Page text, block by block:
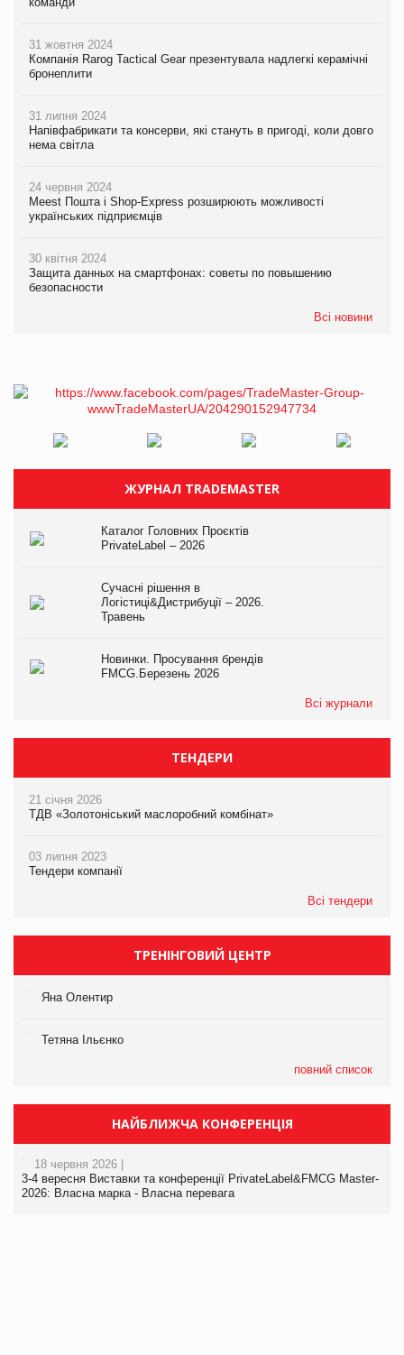
31 жовтня 2024
Компанія Rarog Tactical Gear презентувала надлегкі керамічні
бронеплити
31 липня 2024
Напівфабрикати та консерви, які стануть в пригоді, коли довго
нема світла
24 червня 2024
Meest Пошта і Shop-Express розширюють можливості
українських підприємців
30 квітня 2024
Защита данных на смартфонах: советы по повышению
безопасности
Всі новини
ЖУРНАЛ TRADEMASTER
Каталог Головних Проєктів
PrivateLabel – 2026
Сучасні рішення в
Логістиці&Дистрибуції – 2026.
Травень
Новинки. Просування брендів
FMCG.Березень 2026
Всі журнали
ТЕНДЕРИ
21 січня 2026
ТДВ «Золотоніський маслоробний комбінат»
03 липня 2023
Тендери компанії
Всі тендери
ТРЕНІНГОВИЙ ЦЕНТР
Яна Олентир
Тетяна Ільєнко
повний список
НАЙБЛИЖЧА КОНФЕРЕНЦІЯ
18 червня 2026 |
3-4 вересня Виставки та конференції PrivateLabel&FMCG Master-
2026: Власна марка - Власна перевага